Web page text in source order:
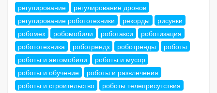
регулирование
регулирование дронов
регулирование робототехники
рекорды
рисунки
робомех
робомобили роботакси
роботизация
робототехника
роботрендз роботренды
роботы
роботы и автомобили
роботы и мусор
роботы и обучение
роботы и развлечения
роботы и строительство
роботы телеприсутствия